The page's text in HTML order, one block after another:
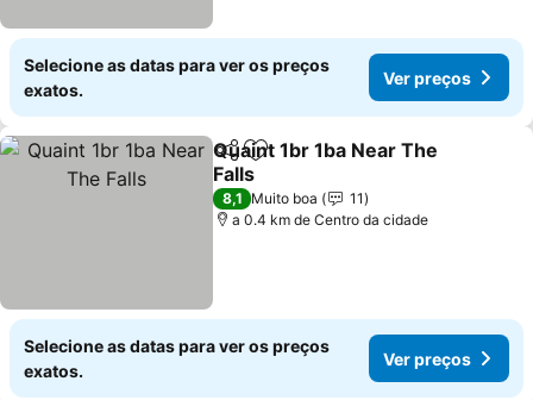
Selecione as datas para ver os preços
exatos.
Ver preços
PartilharAdicionar aos favoritos
Quaint 1br 1ba Near The
Falls
Ver preços
8,1 Muito boa
11
a 0.4 km de Centro da cidade
Selecione as datas para ver os preços
exatos.
Ver preços